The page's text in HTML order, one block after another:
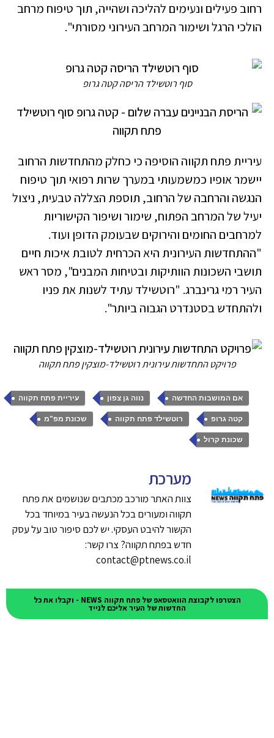
רחוב פעילים ונעימים להליכה ושהייה, תוך טיפוח מרחב
הולכי הרגל ושימור המרחב העירוני מסורתי".
סוף רוטשילד הריסה קטה גרופ
עיריית פתח תקווה הוסיפה כי כחלק מהתחדשות הרחוב
יישמר אופיו כמשמעותי במערך שרות רפואי תוך טיפוח
הנגשה והרחבה של הרחוב, תוספת הצללה טבעית, ניצול
יעיל של המרחב הפתוח, שימור ושיפור הקישוריות
למרחבים החומים והירוקים שבעומק הדופן ועוד.
"ההתחדשות העירונית היא הכרחית לטובת איכות חיים
תושבי השכונות הוותיקות ובטיחות המבנים", מסר ראש
העיר רמי גרינברג. "רוטשילד עתיד לשנות את פניו
ולהתחדש בסטנדרט הגבוה ביותר".
פרויקט התחדשות עירונית רוטשילד-מוצקין פתח תקווה
אם המושבות החדשה , נווה גן צפון , עיריית פתח תקווה ,
קטה גרופ , רוטשילד פתח תקווה , שכונת מפ"מ ,
שכונת קרול
מערכת
צוות האתר מורכב מכתבים שנושמים את פתח
תקווה ומעורים בכל הנעשה בעיר במיוחד בכל
הקשור להיבט העסקי. יש לכם סיפור טוב על עסק
חדש בפתח תקווה? צרו קשר:
contact@ptnews.co.il
הצטרפו לקבוצת הוואטסאפ של פתח תקווה NEWS - וקבלו את כל
החדשות של העיר אליכם לנייד